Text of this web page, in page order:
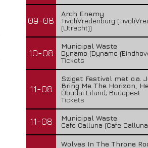
09-08
Arch Enemy
TivoliVredenburg
(Utrecht))
10-08
Municipal Waste
Dynamo (Dynamo
Tickets
11-08
Sziget Festival met o.a.
Bring Me The Horizon,
Óbudai Eiland, Budapest
Tickets
11-08
Municipal Waste
Cafe Calluna (Cafe
Wolves In The Throne